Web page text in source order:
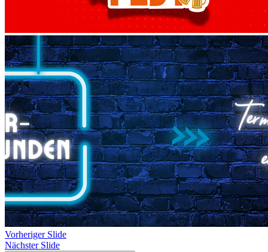
Vorheriger Slide
Nächster Slide